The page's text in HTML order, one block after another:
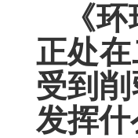
《
正处
受到
发挥什